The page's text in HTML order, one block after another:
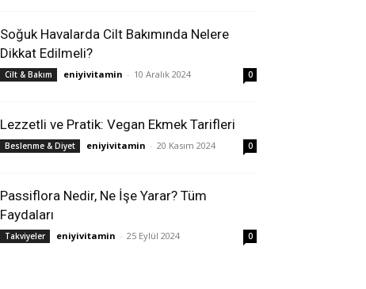
Soğuk Havalarda Cilt Bakımında Nelere
Dikkat Edilmeli?
Cilt & Bakım eniyivitamin - 10 Aralık 2024 0
Lezzetli ve Pratik: Vegan Ekmek Tarifleri
Beslenme & Diyet eniyivitamin - 20 Kasım 2024 0
Passiflora Nedir, Ne İşe Yarar? Tüm
Faydaları
Takviyeler eniyivitamin - 25 Eylül 2024 0